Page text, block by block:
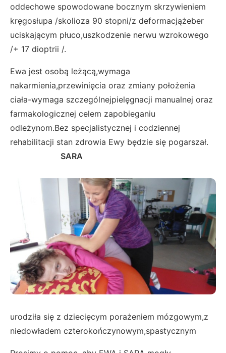
oddechowe spowodowane bocznym skrzywieniem
kręgosłupa /skolioza 90 stopni/z deformacjążeber
uciskającym płuco,uszkodzenie nerwu wzrokowego
/+ 17 dioptrii /.
Ewa jest osobą leżącą,wymaga
nakarmienia,przewinięcia oraz zmiany położenia
ciała-wymaga szczególnejpielęgnacji manualnej oraz
farmakologicznej celem zapobieganiu
odleżynom.Bez specjalistycznej i codziennej
rehabilitacji stan zdrowia Ewy będzie się pogarszał.
SARA
urodziła się z dziecięcym porażeniem mózgowym,z
niedowładem czterokończynowym,spastycznym